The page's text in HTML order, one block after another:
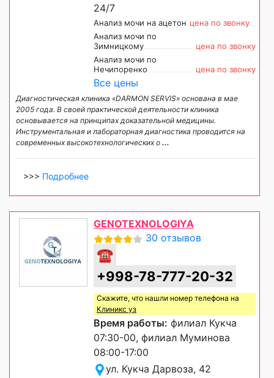
24/7
Анализ мочи на ацетон цена по звонку
Анализ мочи по
Зимницкому
цена по звонку
Анализ мочи по
Нечипоренко
цена по звонку
Все цены
Диагностическая клиника «DARMON SERVIS» основана в мае
2005 года. В своей практической деятельности клиника
основывается на принципах доказательной медицины.
Инструментальная и лабораторная диагностика проводится на
современных высокотехнологических о ...
>>> Подробнее
GENOTEXNOLOGIYA
30 отзывов
☎
+998-78-777-20-32
Скажите, что нашли номер телефона на
Клиникс уз
Время работы: филиал Кукча
07:30-00, филиал Муминова
08:00-17:00
ул. Кукча Дарвоза, 42